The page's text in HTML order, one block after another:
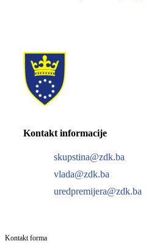
Kontakt informacije
skupstina@zdk.ba
vlada@zdk.ba
uredpremijera@zdk.ba
Kontakt forma